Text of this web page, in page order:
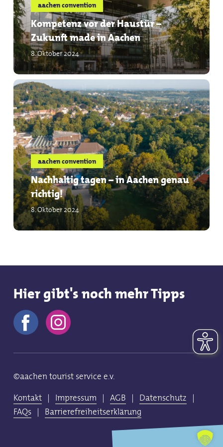
made
in
Aachen
aachen convention
Kompetenz vor der Haustür –
Zukunft made in Aachen
8. Oktober 2024
Nachhaltig
tagen
–
in
Aachen
genau
richtig!
aachen convention
Nachhaltig tagen – in Aachen genau
richtig!
8. Oktober 2024
Hier gibt's noch mehr Tipps
©aachen tourist service e.v.
Kontakt | Impressum | AGB | Datenschutz |
FAQs| Barrierefreiheitserklärung